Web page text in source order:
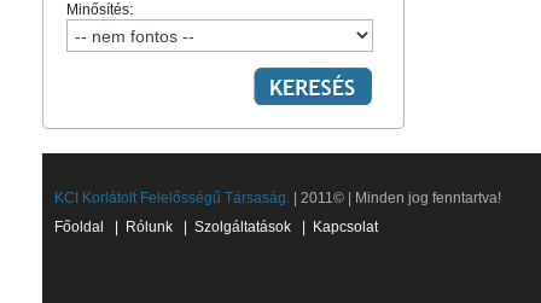
Minősítés:
KCI Korlátolt Felelősségű Társaság. | 2011© | Minden jog fenntartva!
Főoldal
Rólunk Szolgáltatások Kapcsolat